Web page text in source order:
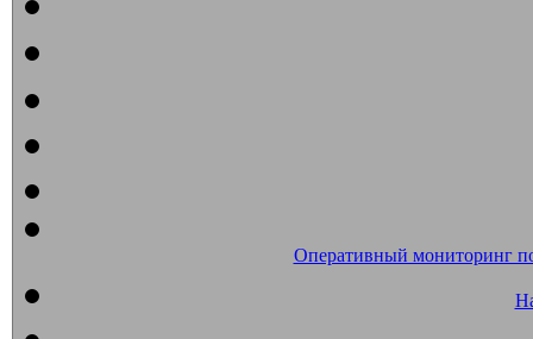
Оперативный мониторинг